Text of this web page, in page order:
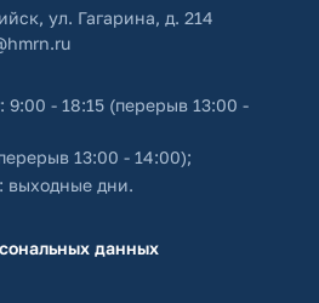
ул. Гагарина, д. 214
9:00 - 18:15 (перерыв 13:00 -
13:00 - 14:00);
выходные дни.
данных